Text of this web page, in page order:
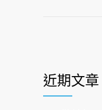
近期文章